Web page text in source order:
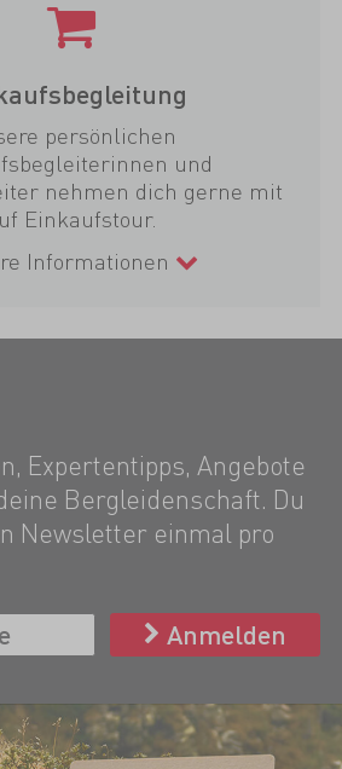
persönlichen
und
nehmen dich gerne mit
Einkaufstour.
Informationen
Expertentipps, Angebote
Bergleidenschaft. Du
Newsletter einmal pro
Anmelden